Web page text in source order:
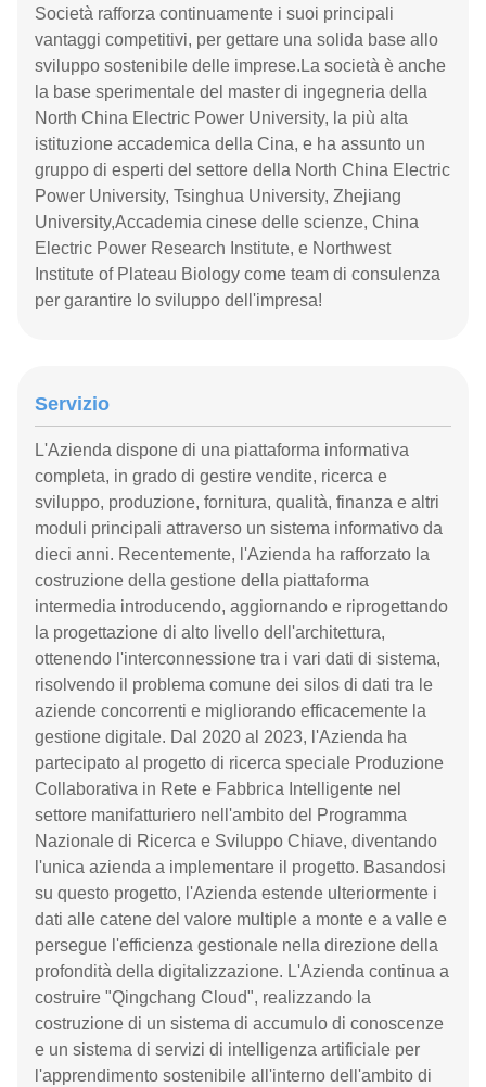
Società rafforza continuamente i suoi principali
vantaggi competitivi, per gettare una solida base allo
sviluppo sostenibile delle imprese.La società è anche
la base sperimentale del master di ingegneria della
North China Electric Power University, la più alta
istituzione accademica della Cina, e ha assunto un
gruppo di esperti del settore della North China Electric
Power University, Tsinghua University, Zhejiang
University,Accademia cinese delle scienze, China
Electric Power Research Institute, e Northwest
Institute of Plateau Biology come team di consulenza
per garantire lo sviluppo dell'impresa!
Servizio
L'Azienda dispone di una piattaforma informativa
completa, in grado di gestire vendite, ricerca e
sviluppo, produzione, fornitura, qualità, finanza e altri
moduli principali attraverso un sistema informativo da
dieci anni. Recentemente, l'Azienda ha rafforzato la
costruzione della gestione della piattaforma
intermedia introducendo, aggiornando e riprogettando
la progettazione di alto livello dell'architettura,
ottenendo l'interconnessione tra i vari dati di sistema,
risolvendo il problema comune dei silos di dati tra le
aziende concorrenti e migliorando efficacemente la
gestione digitale. Dal 2020 al 2023, l'Azienda ha
partecipato al progetto di ricerca speciale Produzione
Collaborativa in Rete e Fabbrica Intelligente nel
settore manifatturiero nell'ambito del Programma
Nazionale di Ricerca e Sviluppo Chiave, diventando
l'unica azienda a implementare il progetto. Basandosi
su questo progetto, l'Azienda estende ulteriormente i
dati alle catene del valore multiple a monte e a valle e
persegue l'efficienza gestionale nella direzione della
profondità della digitalizzazione. L'Azienda continua a
costruire "Qingchang Cloud", realizzando la
costruzione di un sistema di accumulo di conoscenze
e un sistema di servizi di intelligenza artificiale per
l'apprendimento sostenibile all'interno dell'ambito di